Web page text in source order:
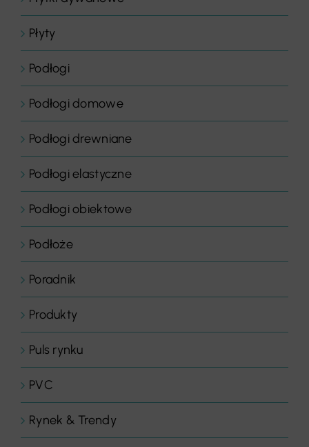
Płyty
Podłogi
Podłogi domowe
Podłogi drewniane
Podłogi elastyczne
Podłogi obiektowe
Podłoże
Poradnik
Produkty
Puls rynku
PVC
Rynek & Trendy